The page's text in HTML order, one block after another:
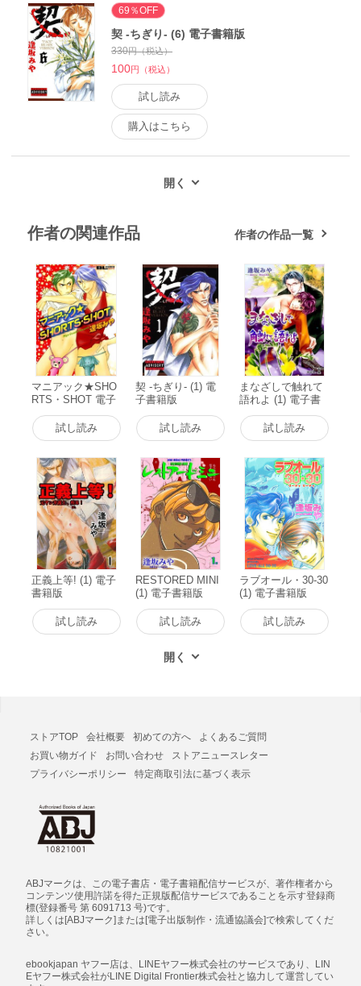
69％OFF
契 -ちぎり- (6) 電子書籍版
330円（税込）
100円（税込）
試し読み
購入はこちら
作者の関連作品 作者の作品一覧
マニアック★SHO
RTS・SHOT 電子
書籍版
試し読み
契 ‐ちぎり‐ (1) 電
子書籍版
試し読み
まなざしで触れて
語れよ (1) 電子書
籍版
試し読み
正義上等! (1) 電子
書籍版
試し読み
RESTORED MINI
(1) 電子書籍版
試し読み
ラブオール・30-30
(1) 電子書籍版
試し読み
ストアTOP 会社概要 初めての方へ
よくあるご質問
お買い物ガイド
お問い合わせ
ストアニュースレター
プライバシーポリシー
特定商取引法に基づく表示
ABJマークは、この電子書店・電子書籍配信サービスが、著作権者から
コンテンツ使用許諾を得た正規版配信サービスであることを示す登録商
標(登録番号 第 6091713 号)です。
詳しくは[ABJマーク]または[電子出版制作・流通協議会]で検索してくだ
さい。
ebookjapan ヤフー店は、LINEヤフー株式会社のサービスであり、LIN
Eヤフー株式会社がLINE Digital Frontier株式会社と協力して運営してい